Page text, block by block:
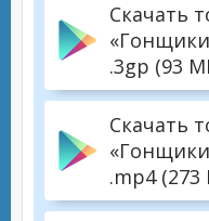
Скачать
.3gp (93
Скачать
.mp4 (273